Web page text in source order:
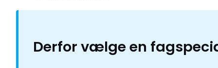
Derfor vælge en